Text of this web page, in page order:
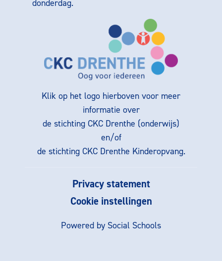
donderdag.
Klik op het logo hierboven voor meer
informatie over
de stichting CKC Drenthe (onderwijs)
en/of
de stichting CKC Drenthe Kinderopvang.
Privacy statement
Cookie instellingen
Powered by Social Schools